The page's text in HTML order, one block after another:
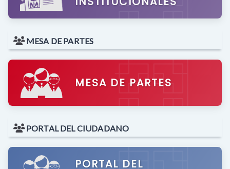
MESA DE PARTES
MESA DE PARTES
PORTAL DEL CIUDADANO
PORTAL DEL